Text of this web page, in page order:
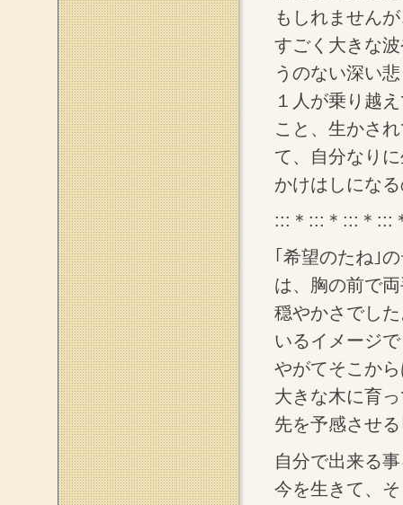
もしれません
すごく大きな
うのない深い
１人が乗り越
こと、生かさ
て、自分なり
かけはしにな
:::＊:::＊:::＊:::
｢希望のたね｣
は、胸の前で
穏やかさでし
いるイメージ
やがてそこか
大きな木に育
先を予感させ
自分で出来る
今を生きて、